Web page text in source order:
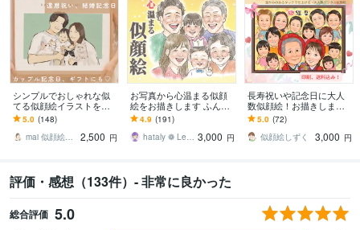
シンプルでおしゃれな似
てる似顔絵イラストを描
きます 両親贈呈品/カップ
ル、結婚記念日/還暦祝/ギ
フト♡大人数OK
5.0 (148)
mai 似顔絵イラスト
2,500 円
お写真から心温まる似顔
絵をお描きします ふんわ
り優しい色鉛筆タッチ♡
大切な日に心に残る贈り
物
4.9 (191)
hataly ❁ Lee／ enme 3,000 円
長寿祝いや記念日に大人
数似顔絵！お描きします
♪還暦•米寿•大切な記念日
に笑顔ひろがる似顔絵ギ
フトを♪
5.0 (72)
似顔絵しずく
3,000 円
評価・感想（133件）- 非常に良かった
総合評価 5.0